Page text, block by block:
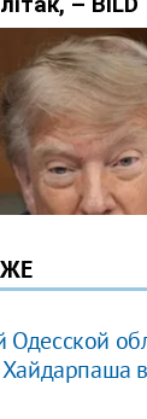
Хайдарпаша